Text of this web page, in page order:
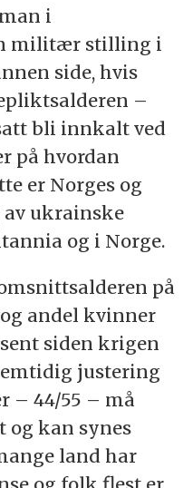
i
militær stilling i
side, hvis
–
bli innkalt ved
på hvordan
er Norges og
ukrainske
og i Norge.
på
andel kvinner
siden krigen
justering
– 44/55 – må
og kan synes
land har